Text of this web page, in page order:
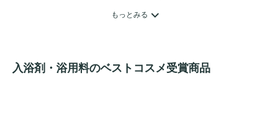
おいをサポートします。さらにトレハロースの高い保水力
もっとみる
入浴剤・浴用料のベストコスメ受賞商品